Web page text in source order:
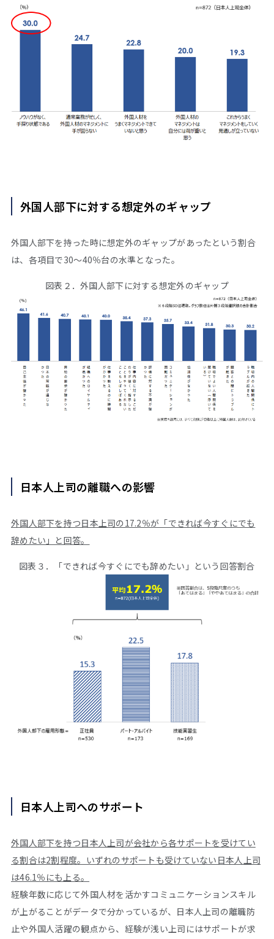
外国人部下に対する想定外のギャップ
外国人部下を持った時に想定外のギャップがあったという割合
は、各項目で30～40％台の水準となった。
図表２．外国人部下に対する想定外のギャップ
日本人上司の離職への影響
外国人部下を持つ日本上司の17.2％が「できれば今すぐにでも
辞めたい」と回答。
図表３．「できれば今すぐにでも辞めたい」という回答割合
日本人上司へのサポート
外国人部下を持つ日本人上司が会社から各サポートを受けてい
る割合は2割程度。いずれのサポートも受けていない日本人上司
は46.1％にも上る。
経験年数に応じて外国人材を活かすコミュニケーションスキル
が上がることがデータで分かっているが、日本人上司の離職防
止や外国人活躍の観点から、経験が浅い上司にはサポートが求